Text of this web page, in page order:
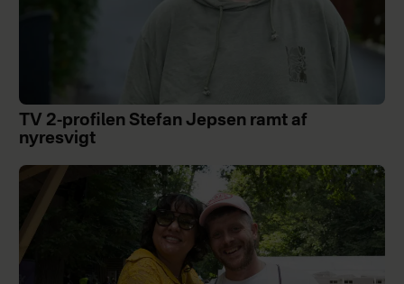
TV 2-profilen Stefan Jepsen ramt af
nyresvigt